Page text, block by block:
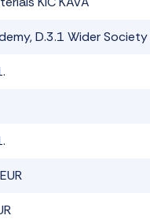
D.3.1 Wider Society